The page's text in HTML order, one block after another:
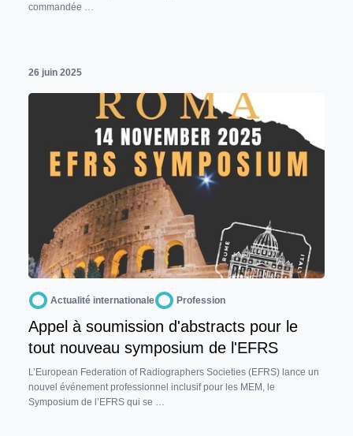
commandée …
26 juin 2025
Actualité internationale Profession
Appel à soumission d'abstracts pour le
tout nouveau symposium de l'EFRS
L’European Federation of Radiographers Societies (EFRS) lance un
nouvel événement professionnel inclusif pour les MEM, le
Symposium de l’EFRS qui se …